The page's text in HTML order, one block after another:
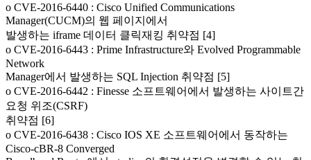
o CVE-2016-6440 : Cisco Unified Communications
Manager(CUCM)의 웹 페이지에서
발생하는 iframe 데이터 클릭재킹 취약점 [4]
o CVE-2016-6443 : Prime Infrastructure와 Evolved Programmable
Network
Manager에서 발생하는 SQL Injection 취약점 [5]
o CVE-2016-6442 : Finesse 소프트웨어에서 발생하는 사이트간
요청 위조(CSRF)
취약점 [6]
o CVE-2016-6438 : Cisco IOS XE 소프트웨어에서 동작하는
Cisco-cBR-8 Converged